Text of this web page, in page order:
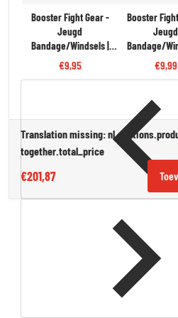
Booster Fight Gear -
Jeugd
Bandage/Windsels |
Zwart
€9,95
Booster
Jeugd
Bandage/
Roze
€9,99
Translation missing:
together.total_price
€201,87